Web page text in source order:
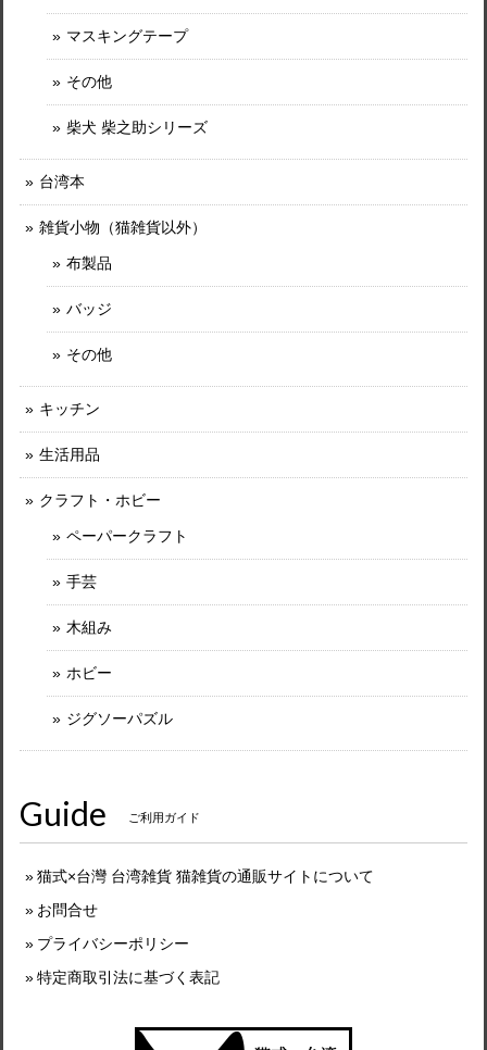
マスキングテープ
その他
柴犬 柴之助シリーズ
台湾本
雑貨小物（猫雑貨以外）
布製品
バッジ
その他
キッチン
生活用品
クラフト・ホビー
ペーパークラフト
手芸
木組み
ホビー
ジグソーパズル
Guide ご利用ガイド
猫式×台灣 台湾雑貨 猫雑貨の通販サイトについて
お問合せ
プライバシーポリシー
特定商取引法に基づく表記